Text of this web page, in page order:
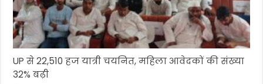
UP से 22,510 हज यात्री चयनित, महिला आवेदकों की संख्या
32% बढ़ी